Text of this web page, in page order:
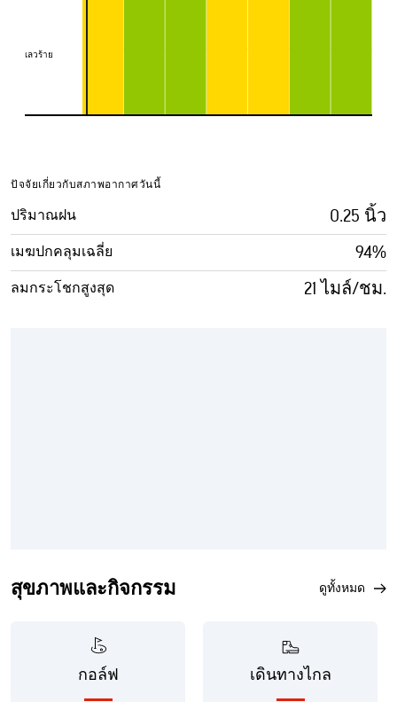
เลวร้าย
เลวร้าย
ปัจจัยเกี่ยวกับสภาพอากาศวันนี้
ปริมาณฝน 0.25 นิ้ว
เมฆปกคลุมเฉลี่ย 94%
ลมกระโชกสูงสุด 21 ไมล์/ชม.
สุขภาพและกิจกรรม ดูทั้งหมด
กอล์ฟ เดินทางไกล